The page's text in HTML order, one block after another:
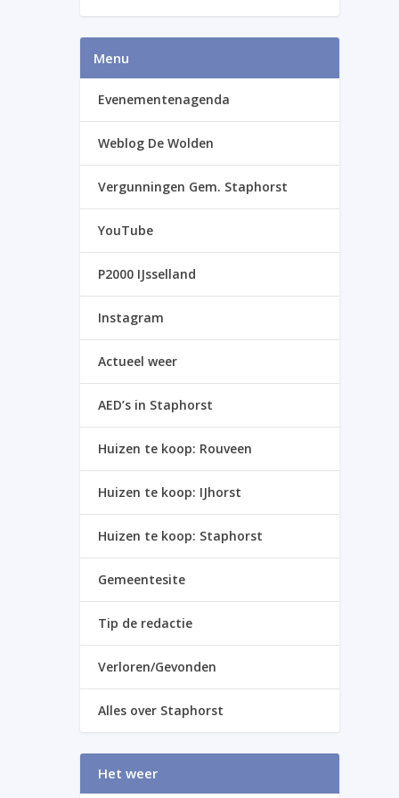
Menu
Evenementenagenda
Weblog De Wolden
Vergunningen Gem. Staphorst
YouTube
P2000 IJsselland
Instagram
Actueel weer
AED’s in Staphorst
Huizen te koop: Rouveen
Huizen te koop: IJhorst
Huizen te koop: Staphorst
Gemeentesite
Tip de redactie
Verloren/Gevonden
Alles over Staphorst
Het weer